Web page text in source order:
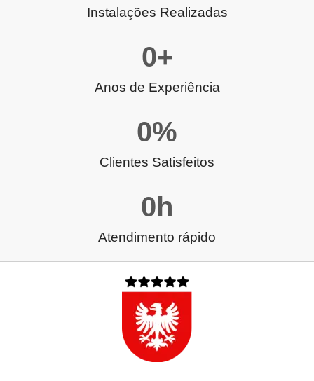
Instalações Realizadas
Anos de Experiência
0+
Clientes Satisfeitos
0%
Atendimento rápido
0h